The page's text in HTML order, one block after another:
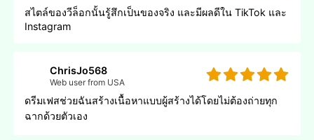
สไตล์ของวีล็อกนั้นรู้สึกเป็นของจริง และมีผลดีใน TikTok และ
Instagram
ChrisJo568
Web user from USA
ดรีมเฟสช่วยฉันสร้างเนื้อหาแบบผู้สร้างได้โดยไม่ต้องถ่ายทุก
ฉากด้วยตัวเอง